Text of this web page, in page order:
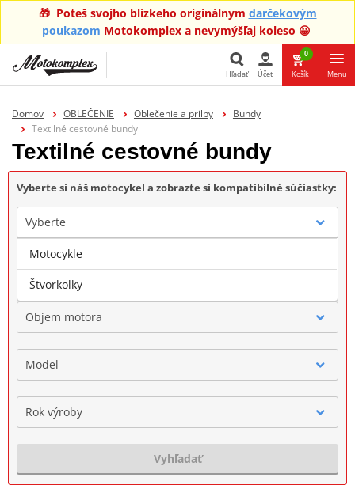
🎁 Poteš svojho blízkeho originálnym darčekovým
poukazom Motokomplex a nevymýšľaj koleso 😀
Hľadať Účet
0
Košík Menu
Domov OBLEČENIE Oblečenie a prilby
Bundy
Textilné cestovné bundy
Textilné cestovné bundy
Vyberte si náš motocykel a zobrazte si kompatibilné súčiastky:
Vyberte
Značka
Objem motora
Model
Rok výroby
Vyhľadať
Motocykle
Štvorkolky